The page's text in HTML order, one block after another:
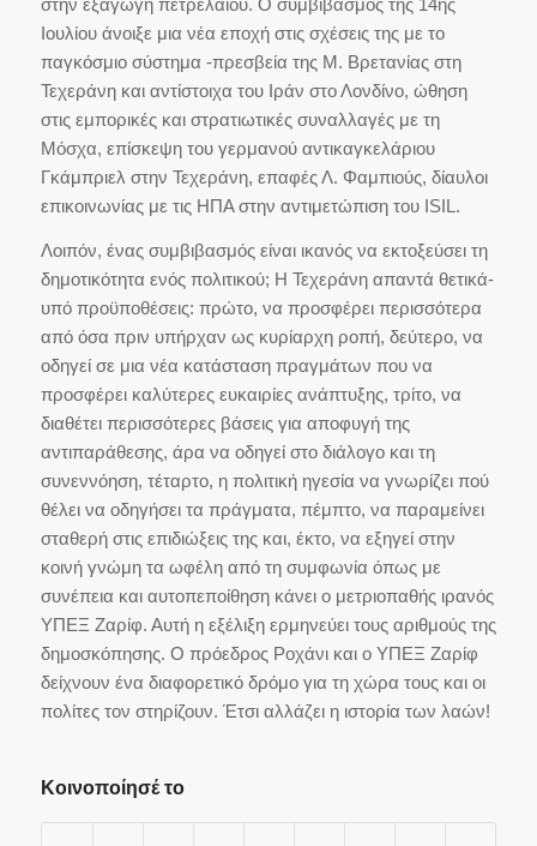
στην εξαγωγή πετρελαίου. Ο συμβιβασμός της 14ης
Ιουλίου άνοιξε μια νέα εποχή στις σχέσεις της με το
παγκόσμιο σύστημα -πρεσβεία της Μ. Βρετανίας στη
Τεχεράνη και αντίστοιχα του Ιράν στο Λονδίνο, ώθηση
στις εμπορικές και στρατιωτικές συναλλαγές με τη
Μόσχα, επίσκεψη του γερμανού αντικαγκελάριου
Γκάμπριελ στην Τεχεράνη, επαφές Λ. Φαμπιούς, δίαυλοι
επικοινωνίας με τις ΗΠΑ στην αντιμετώπιση του ISIL.
Λοιπόν, ένας συμβιβασμός είναι ικανός να εκτοξεύσει τη
δημοτικότητα ενός πολιτικού; Η Τεχεράνη απαντά θετικά-
υπό προϋποθέσεις: πρώτο, να προσφέρει περισσότερα
από όσα πριν υπήρχαν ως κυρίαρχη ροπή, δεύτερο, να
οδηγεί σε μια νέα κατάσταση πραγμάτων που να
προσφέρει καλύτερες ευκαιρίες ανάπτυξης, τρίτο, να
διαθέτει περισσότερες βάσεις για αποφυγή της
αντιπαράθεσης, άρα να οδηγεί στο διάλογο και τη
συνεννόηση, τέταρτο, η πολιτική ηγεσία να γνωρίζει πού
θέλει να οδηγήσει τα πράγματα, πέμπτο, να παραμείνει
σταθερή στις επιδιώξεις της και, έκτο, να εξηγεί στην
κοινή γνώμη τα ωφέλη από τη συμφωνία όπως με
συνέπεια και αυτοπεποίθηση κάνει ο μετριοπαθής ιρανός
ΥΠΕΞ Ζαρίφ. Αυτή η εξέλιξη ερμηνεύει τους αριθμούς της
δημοσκόπησης. Ο πρόεδρος Ροχάνι και ο ΥΠΕΞ Ζαρίφ
δείχνουν ένα διαφορετικό δρόμο για τη χώρα τους και οι
πολίτες τον στηρίζουν. Έτσι αλλάζει η ιστορία των λαών!
Κοινοποίησέ το